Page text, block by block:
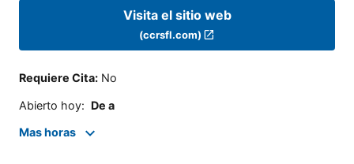
Visita el sitio web
(ccrsfl.com)
Requiere Cita: No
Abierto hoy: De a
Mas horas